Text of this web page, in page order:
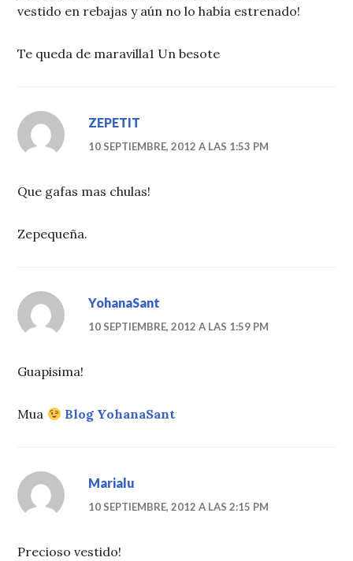
vestido en rebajas y aún no lo había estrenado!
Te queda de maravilla1 Un besote
ZEPETIT
10 SEPTIEMBRE, 2012 A LAS 1:53 PM
Que gafas mas chulas!
Zepequeña.
YohanaSant
10 SEPTIEMBRE, 2012 A LAS 1:59 PM
Guapisima!
Mua Blog YohanaSant
Marialu
10 SEPTIEMBRE, 2012 A LAS 2:15 PM
Precioso vestido!